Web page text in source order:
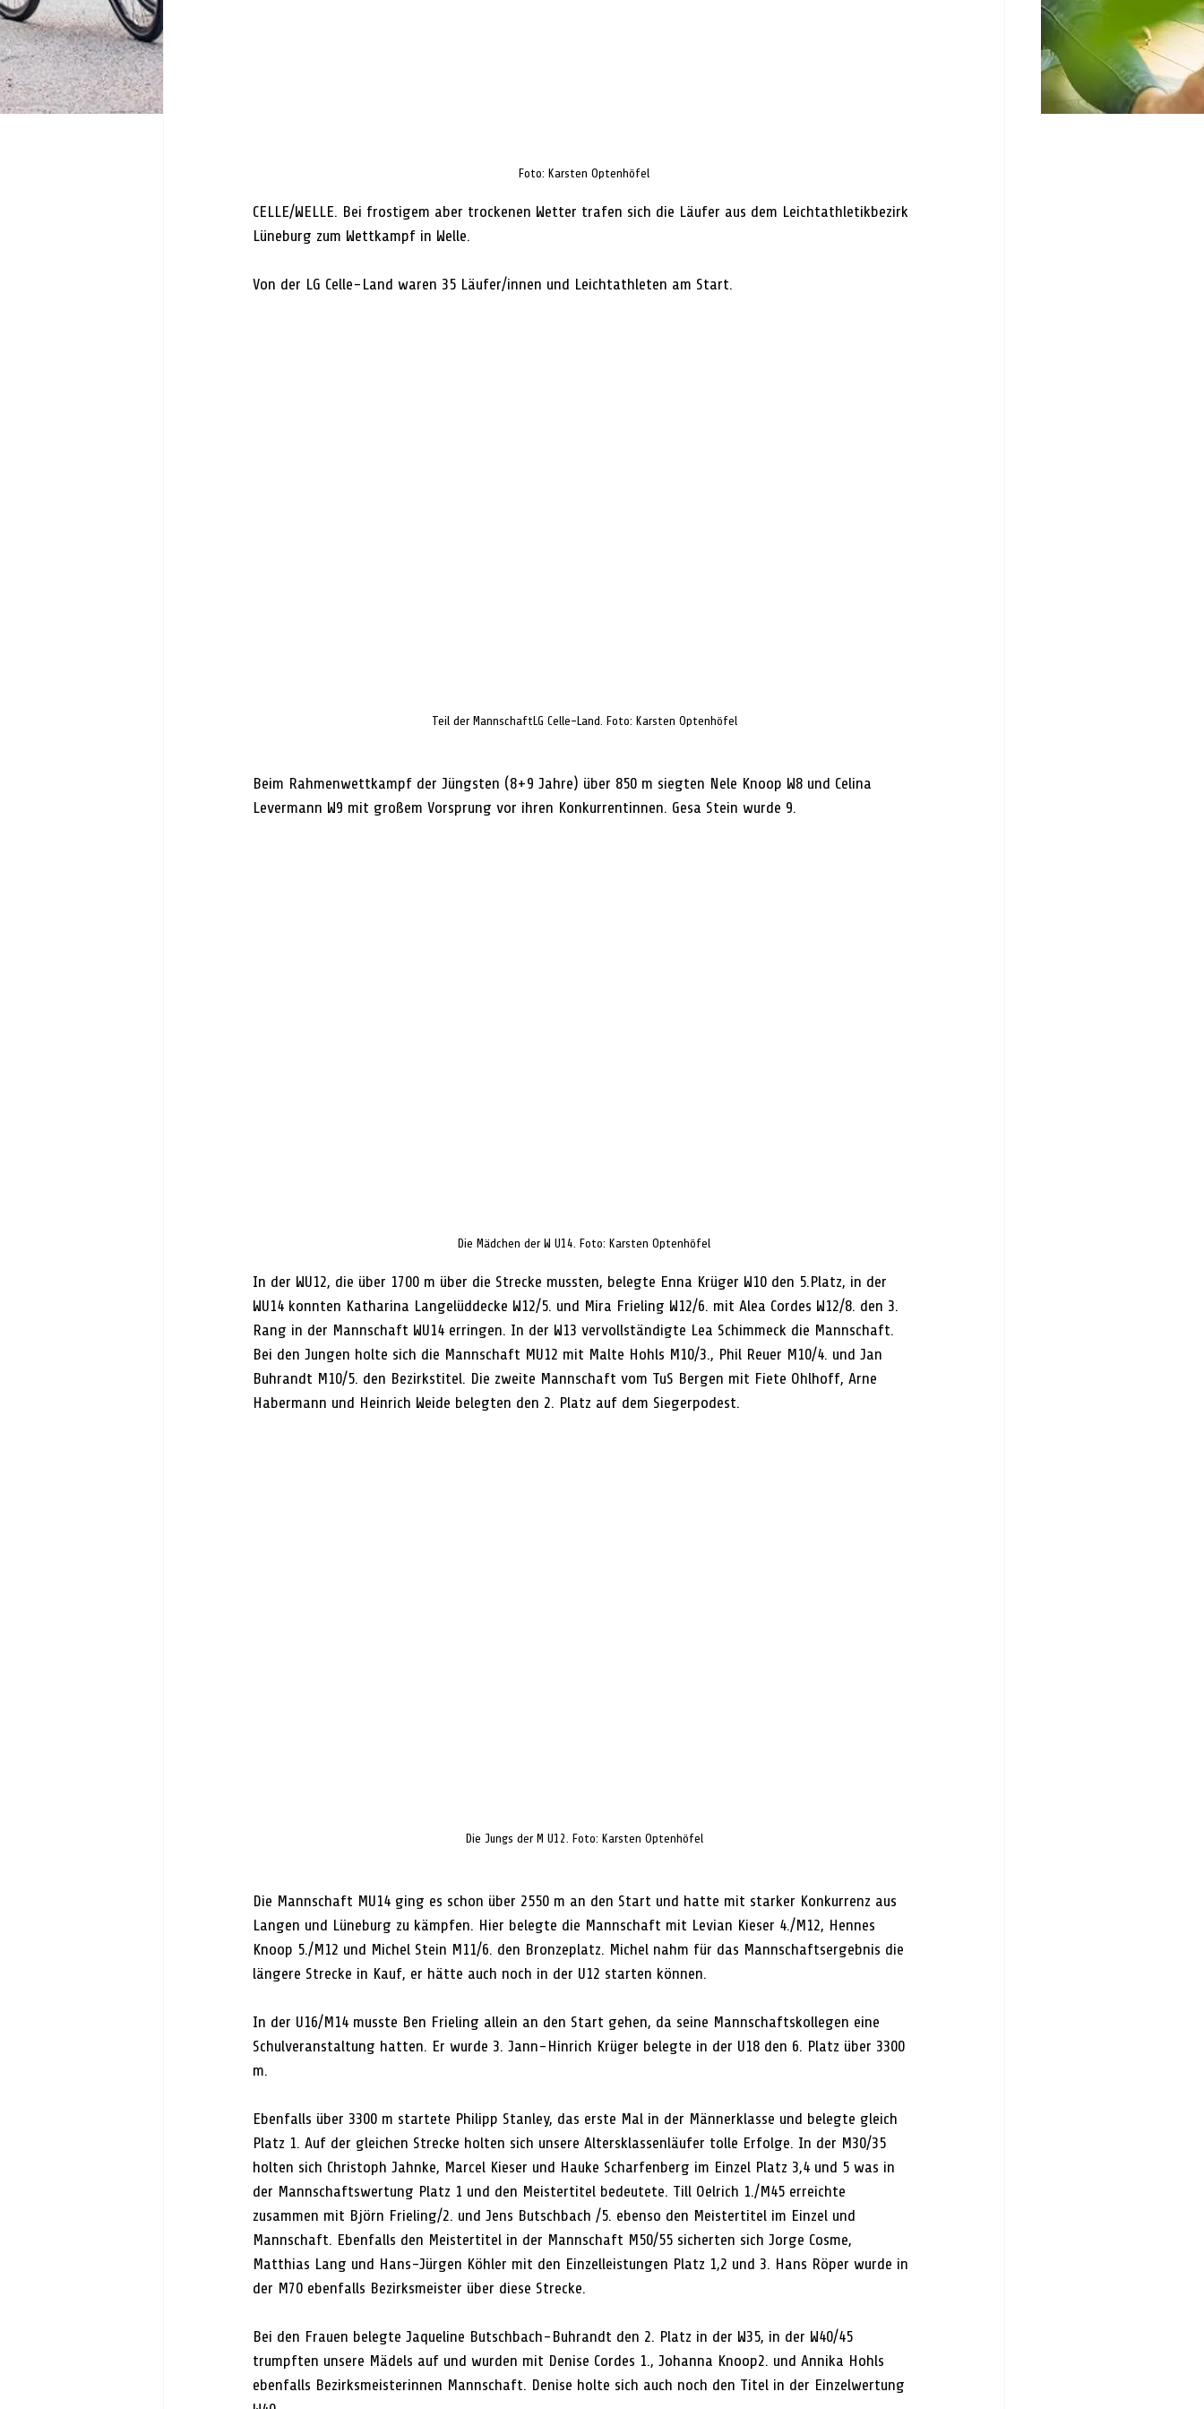
Foto: Karsten Optenhöfel
CELLE/WELLE. Bei frostigem aber trockenen Wetter trafen sich die Läufer aus dem Leichtathletikbezirk
Lüneburg zum Wettkampf in Welle.
Von der LG Celle-Land waren 35 Läufer/innen und Leichtathleten am Start.
Teil der MannschaftLG Celle-Land. Foto: Karsten Optenhöfel
Beim Rahmenwettkampf der Jüngsten (8+9 Jahre) über 850 m siegten Nele Knoop W8 und Celina
Levermann W9 mit großem Vorsprung vor ihren Konkurrentinnen. Gesa Stein wurde 9.
Die Mädchen der W U14. Foto: Karsten Optenhöfel
In der WU12, die über 1700 m über die Strecke mussten, belegte Enna Krüger W10 den 5.Platz, in der
WU14 konnten Katharina Langelüddecke W12/5. und Mira Frieling W12/6. mit Alea Cordes W12/8. den 3.
Rang in der Mannschaft WU14 erringen. In der W13 vervollständigte Lea Schimmeck die Mannschaft.
Bei den Jungen holte sich die Mannschaft MU12 mit Malte Hohls M10/3., Phil Reuer M10/4. und Jan
Buhrandt M10/5. den Bezirkstitel. Die zweite Mannschaft vom TuS Bergen mit Fiete Ohlhoff, Arne
Habermann und Heinrich Weide belegten den 2. Platz auf dem Siegerpodest.
Die Jungs der M U12. Foto: Karsten Optenhöfel
Die Mannschaft MU14 ging es schon über 2550 m an den Start und hatte mit starker Konkurrenz aus
Langen und Lüneburg zu kämpfen. Hier belegte die Mannschaft mit Levian Kieser 4./M12, Hennes
Knoop 5./M12 und Michel Stein M11/6. den Bronzeplatz. Michel nahm für das Mannschaftsergebnis die
längere Strecke in Kauf, er hätte auch noch in der U12 starten können.
In der U16/M14 musste Ben Frieling allein an den Start gehen, da seine Mannschaftskollegen eine
Schulveranstaltung hatten. Er wurde 3. Jann-Hinrich Krüger belegte in der U18 den 6. Platz über 3300
m.
Ebenfalls über 3300 m startete Philipp Stanley, das erste Mal in der Männerklasse und belegte gleich
Platz 1. Auf der gleichen Strecke holten sich unsere Altersklassenläufer tolle Erfolge. In der M30/35
holten sich Christoph Jahnke, Marcel Kieser und Hauke Scharfenberg im Einzel Platz 3,4 und 5 was in
der Mannschaftswertung Platz 1 und den Meistertitel bedeutete. Till Oelrich 1./M45 erreichte
zusammen mit Björn Frieling/2. und Jens Butschbach /5. ebenso den Meistertitel im Einzel und
Mannschaft. Ebenfalls den Meistertitel in der Mannschaft M50/55 sicherten sich Jorge Cosme,
Matthias Lang und Hans-Jürgen Köhler mit den Einzelleistungen Platz 1,2 und 3. Hans Röper wurde in
der M70 ebenfalls Bezirksmeister über diese Strecke.
Bei den Frauen belegte Jaqueline Butschbach-Buhrandt den 2. Platz in der W35, in der W40/45
trumpften unsere Mädels auf und wurden mit Denise Cordes 1., Johanna Knoop2. und Annika Hohls
ebenfalls Bezirksmeisterinnen Mannschaft. Denise holte sich auch noch den Titel in der Einzelwertung